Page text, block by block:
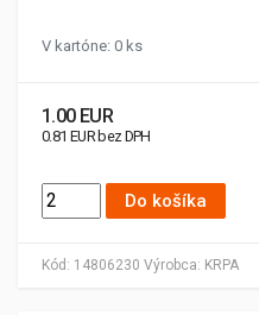
Kód: 14806230 Výrobca: KRPA
V kartóne: 0 ks
1.00 EUR
0.81 EUR bez DPH
Do košíka